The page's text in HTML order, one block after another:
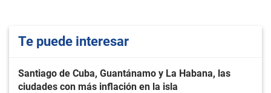
Te puede interesar
Santiago de Cuba, Guantánamo y La Habana, las
ciudades con más inflación en la isla